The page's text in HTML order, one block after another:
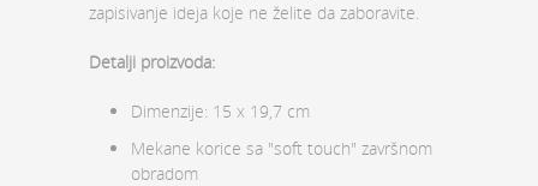
zapisivanje ideja koje ne želite da zaboravite.
Detalji proizvoda:
Dimenzije: 15 x 19,7 cm
Mekane korice sa "soft touch" završnom
obradom